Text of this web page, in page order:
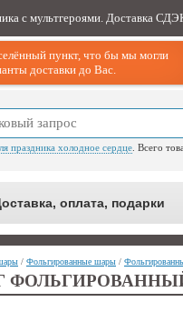
с мультгероями. Доставка
пункт, что бы мы могли
доставки до Вас.
праздника холодное сердце . Всего
оплата, подарки
/ Фольгированные шары /